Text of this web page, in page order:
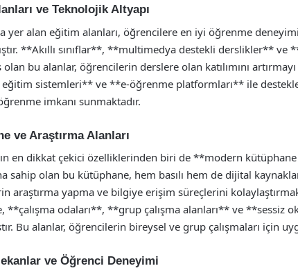
ve Teknolojik Altyapı
yer alan eğitim alanları, öğrencilere en iyi öğrenme
**Akıllı sınıflar**, **multimedya destekli derslikler**
olan bu alanlar, öğrencilerin derslere olan katılımını
sistemleri** ve **e-öğrenme platformları** ile
imkanı sunmaktadır.
ve Araştırma Alanları
en dikkat çekici özelliklerinden biri de **modern
sahip olan bu kütüphane, hem basılı hem de dijital
araştırma yapma ve bilgiye erişim süreçlerini
**çalışma odaları**, **grup çalışma alanları** ve **sessiz
Bu alanlar, öğrencilerin bireysel ve grup çalışmaları için
ve Öğrenci Deneyimi